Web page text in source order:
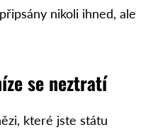
nikoli ihned, ale
se neztratí
které jste státu